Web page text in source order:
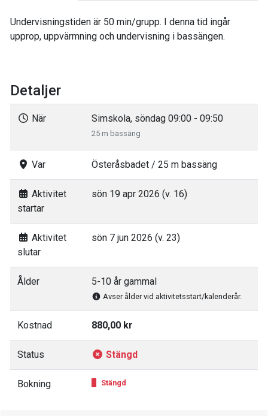
Undervisningstiden är 50 min/grupp. I denna tid ingår
upprop, uppvärmning och undervisning i bassängen.
Detaljer
När Simskola, söndag 09:00 - 09:50
25 m bassäng
Var Österåsbadet / 25 m bassäng
Aktivitet
startar
sön 19 apr 2026 (v. 16)
Aktivitet
slutar
sön 7 jun 2026 (v. 23)
Ålder 5-10 år gammal
Avser ålder vid aktivitetsstart/kalenderår.
Kostnad 880,00 kr
Status Stängd
Bokning Stängd